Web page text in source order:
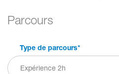
Parcours
Type de parcours*